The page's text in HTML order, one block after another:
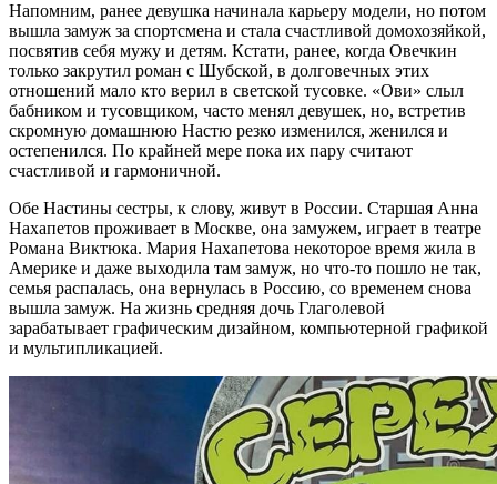
Напомним, ранее девушка начинала карьеру модели, но потом
вышла замуж за спортсмена и стала счастливой домохозяйкой,
посвятив себя мужу и детям. Кстати, ранее, когда Овечкин
только закрутил роман с Шубской, в долговечных этих
отношений мало кто верил в светской тусовке. «Ови» слыл
бабником и тусовщиком, часто менял девушек, но, встретив
скромную домашнюю Настю резко изменился, женился и
остепенился. По крайней мере пока их пару считают
счастливой и гармоничной.
Обе Настины сестры, к слову, живут в России. Старшая Анна
Нахапетов проживает в Москве, она замужем, играет в театре
Романа Виктюка. Мария Нахапетова некоторое время жила в
Америке и даже выходила там замуж, но что-то пошло не так,
семья распалась, она вернулась в Россию, со временем снова
вышла замуж. На жизнь средняя дочь Глаголевой
зарабатывает графическим дизайном, компьютерной графикой
и мультипликацией.